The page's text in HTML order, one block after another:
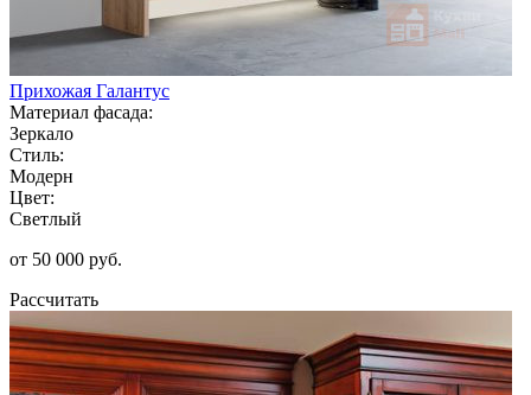
Прихожая Галантус
Материал фасада:
Зеркало
Стиль:
Модерн
Цвет:
Светлый
от 50 000 руб.
Рассчитать